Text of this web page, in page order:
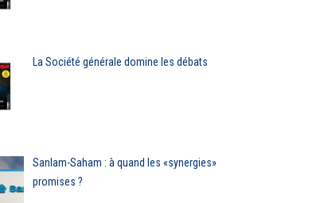
La Société générale domine les débats
Sanlam-Saham : à quand les «synergies»
promises ?